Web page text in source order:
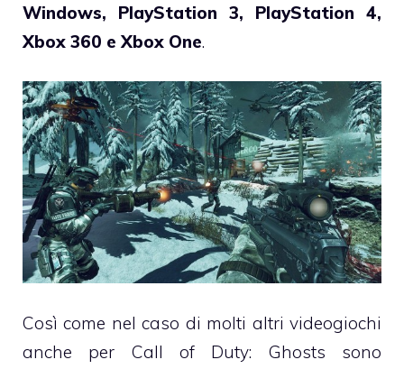
Windows, PlayStation 3, PlayStation 4,
Xbox 360 e Xbox One.
Così come nel caso di molti altri videogiochi
anche per Call of Duty: Ghosts sono